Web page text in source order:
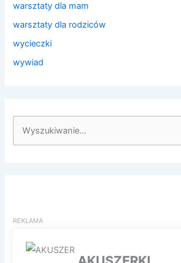
warsztaty dla mam
warsztaty dla rodziców
wycieczki
wywiad
j